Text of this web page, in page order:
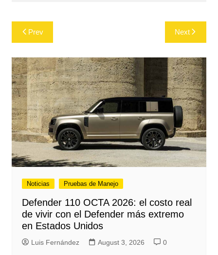
Post
navigation
Prev Next
Noticias Pruebas de Manejo
Defender 110 OCTA 2026: el costo real
de vivir con el Defender más extremo
en Estados Unidos
Luis Fernández August 3, 2026 0